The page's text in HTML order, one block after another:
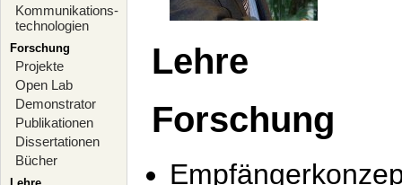
Kommunikations-
technologien
Forschung
Projekte
Open Lab
Demonstrator
Publikationen
Dissertationen
Bücher
Lehre
Forschung